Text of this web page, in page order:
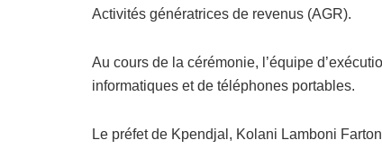
Activités génératrices de revenus (AGR).
Au cours de la cérémonie, l’équipe
informatiques et de téléphones portables.
Le préfet de Kpendjal, Kolani Lamboni